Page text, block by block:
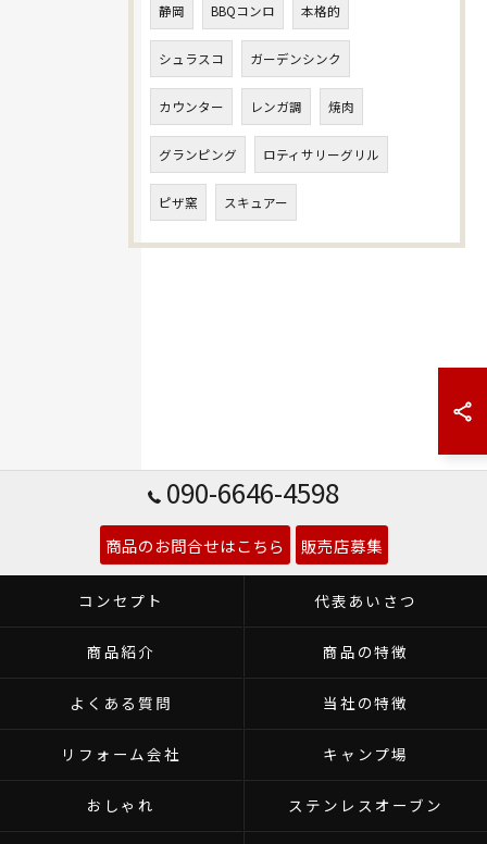
静岡 BBQコンロ 本格的
シュラスコ ガーデンシンク
カウンター レンガ調 焼肉
グランピング ロティサリーグリル
ピザ窯 スキュアー
090-6646-4598
商品のお問合せはこちら 販売店募集
コンセプト 代表あいさつ
商品紹介 商品の特徴
よくある質問 当社の特徴
リフォーム会社 キャンプ場
おしゃれ ステンレスオーブン